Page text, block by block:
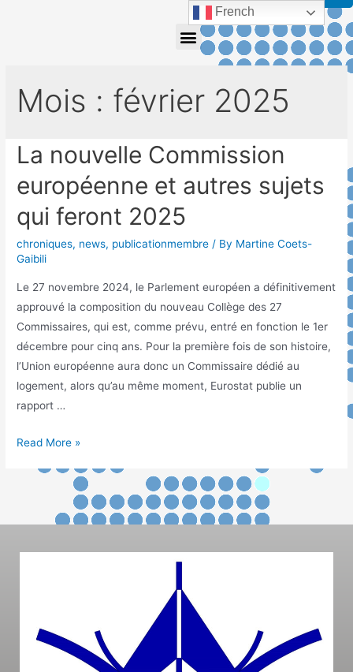
Mois : février 2025
La nouvelle Commission
européenne et autres sujets
qui feront 2025
chroniques, news, publicationmembre / By Martine Coets-
Gaibili
Le 27 novembre 2024, le Parlement européen a définitivement
approuvé la composition du nouveau Collège des 27
Commissaires, qui est, comme prévu, entré en fonction le 1er
décembre pour cinq ans. Pour la première fois de son histoire,
l’Union européenne aura donc un Commissaire dédié au
logement, alors qu’au même moment, Eurostat publie un
rapport …
Read More »
French